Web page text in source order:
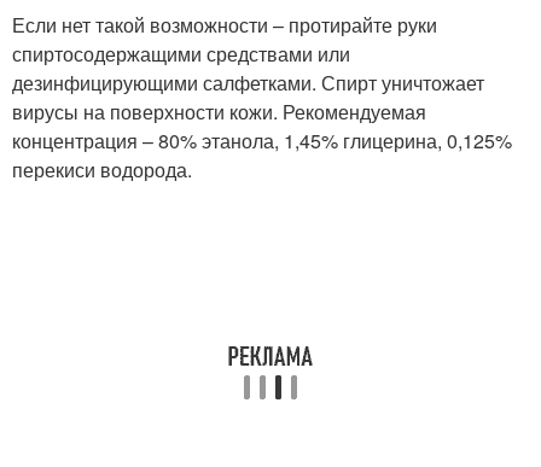
Если нет такой возможности – протирайте руки
спиртосодержащими средствами или
дезинфицирующими салфетками. Спирт уничтожает
вирусы на поверхности кожи. Рекомендуемая
концентрация – 80% этанола, 1,45% глицерина, 0,125%
перекиси водорода.